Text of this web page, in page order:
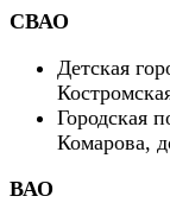
СВАО
Детская
Городская
Комарова,
ВАО